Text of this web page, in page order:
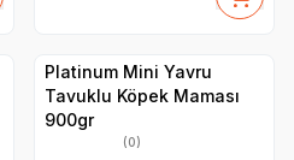
Platinum Mini Yavru
Tavuklu Köpek Maması
900gr
(0)